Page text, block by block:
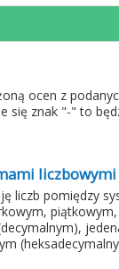
ocen z
się znak "-" to
liczbowymi
liczb pomiędzy